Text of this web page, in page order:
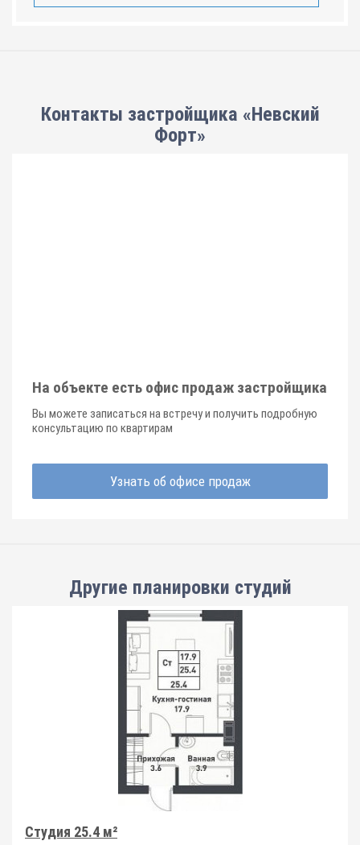
Контакты застройщика «Невский
Форт»
На объекте есть офис продаж застройщика
Вы можете записаться на встречу и получить подробную
консультацию по квартирам
Узнать об офисе продаж
Другие планировки студий
Студия 25.4 м²